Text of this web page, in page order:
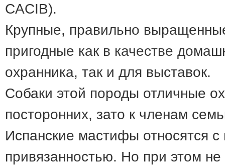
CACIB).
Крупные, правильно
пригодные как в качестве
охранника, так и для выставок.
Собаки этой породы отличные
посторонних, зато к членам
Испанские мастифы относятся
привязанностью. Но при этом